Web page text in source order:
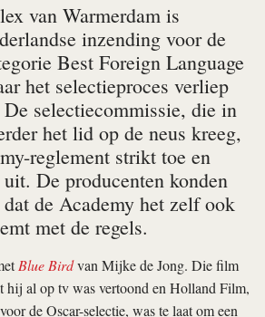
van Warmerdam is
inzending voor de
Best Foreign Language
het selectieproces verliep
selectiecommissie, die in
het lid op de neus kreeg,
reglement strikt toe en
De producenten konden
de Academy het zelf ook
met de regels.
Blue Birdvan Mijke de Jong. Die film
hij al op tv was vertoond en Holland Film,
de Oscar-selectie, was te laat om een